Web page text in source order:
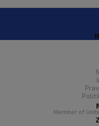
Member of